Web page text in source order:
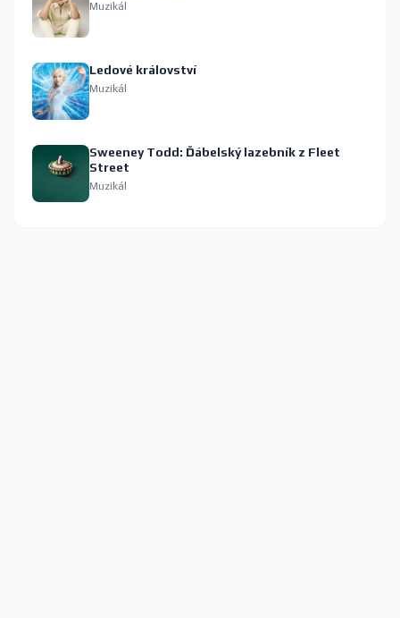
Muzikál
Ledové království
Muzikál
Sweeney Todd: Ďábelský lazebník z Fleet
Street
Muzikál